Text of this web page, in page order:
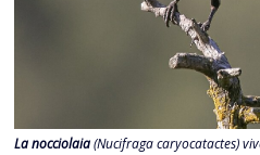
La nocciolaia(Nucifraga caryocatactes)